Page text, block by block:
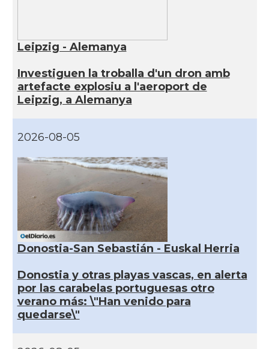
Leipzig - Alemanya
Investiguen la troballa d'un dron amb
artefacte explosiu a l'aeroport de
Leipzig, a Alemanya
2026-08-05
Donostia-San Sebastián - Euskal Herria
Donostia y otras playas vascas, en alerta
por las carabelas portuguesas otro
verano más: \"Han venido para
quedarse\"